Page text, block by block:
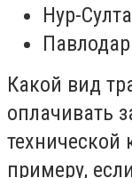
Нур-
Какой вид
оплачивать
технической
примеру,